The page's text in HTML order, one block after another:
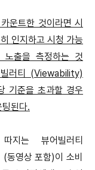
운트한 것이라면 시
인지하고 시청 가능
출을 측정하는 것
러티 (Viewability)
기준을 초과할 경우
된다.
지는 뷰어빌러티
영상 포함)이 소비